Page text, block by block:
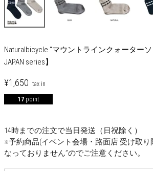
Naturalbicycle “マウントラインクォーターソ
JAPAN series】
¥1,650
17 point
14時までの注文で当日発送（日祝除く）
※予約商品(イベント会場・路面店 受け取り
なっておりません”のでご注意ください。